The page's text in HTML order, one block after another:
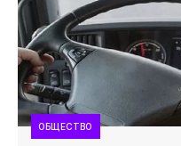
ОБЩЕСТВО